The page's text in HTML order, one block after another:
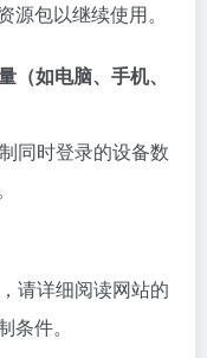
包以继续使用。
（如电脑、手机、
同时登录的设备数
请详细阅读网站的
件。